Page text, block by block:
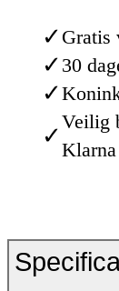
✓ Gratis
✓ 30
✓
✓
Veilig
Klarna